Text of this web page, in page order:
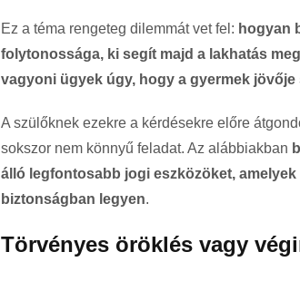
Ez a téma rengeteg dilemmát vet fel: hogyan
folytonossága, ki segít majd a lakhatás
vagyoni ügyek úgy, hogy a gyermek
A szülőknek ezekre a kérdésekre előre
sokszor nem könnyű feladat. Az alábbiakban
álló legfontosabb jogi eszközöket,
biztonságban legyen.
Törvényes öröklés vagy